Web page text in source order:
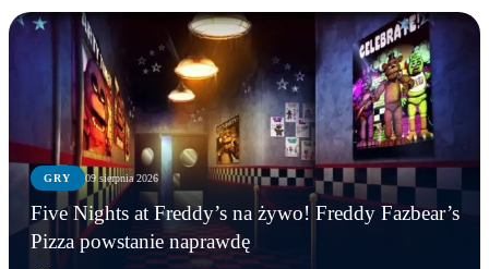
GRY 09 sierpnia 2026
Five Nights at Freddy’s na żywo! Freddy Fazbear’s
Pizza powstanie naprawdę